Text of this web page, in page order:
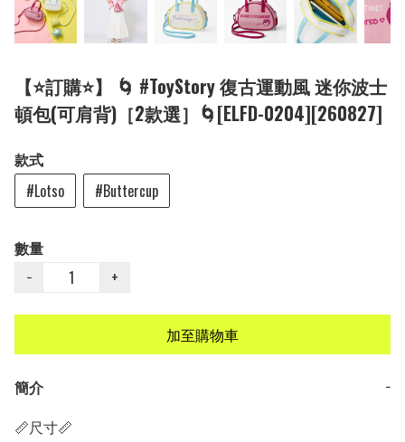
【⭐訂購⭐】 🌀 #ToyStory 復古運動風 迷你波士
頓包(可肩背)［2款選］🌀[ELFD-0204][260827]
款式
#Lotso
#Buttercup
數量
−
+
加至購物車
簡介
−
📏尺寸📏